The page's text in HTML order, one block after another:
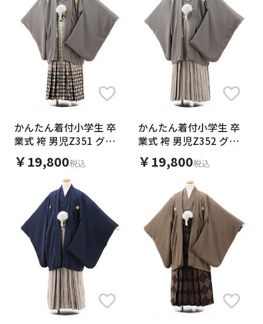
かんたん着付小学生 卒
業式 袴 男児Z351 グレ
ー紋付×グレーシルバー
ぼかし
￥19,800税込
かんたん着付小学生 卒
業式 袴 男児Z352 グレ
ー紋付×グレーストライ
プ
￥19,800税込